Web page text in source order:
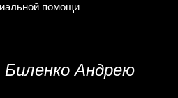
помощи
Андрею